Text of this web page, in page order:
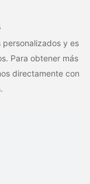
personalizados y es
Para obtener más
directamente con